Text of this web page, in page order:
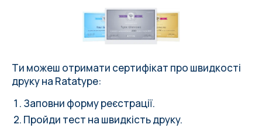
Ти можеш отримати сертифікат про швидкості
друку на Ratatype:
Заповни формуреєстрації.
Пройди тест на швидкість друку.